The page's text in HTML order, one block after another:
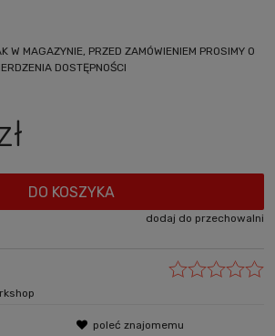
W MAGAZYNIE, PRZED ZAMÓWIENIEM PROSIMY O
DOSTĘPNOŚCI
DO KOSZYKA
dodaj do przechowalni
poleć znajomemu